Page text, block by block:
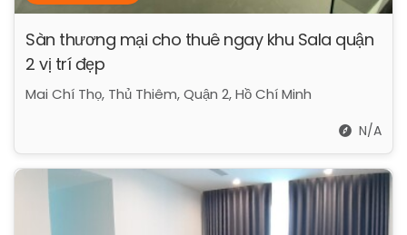
Sàn thương mại cho thuê ngay khu Sala quận
2 vị trí đẹp
Mai Chí Thọ, Thủ Thiêm, Quận 2, Hồ Chí Minh
N/A